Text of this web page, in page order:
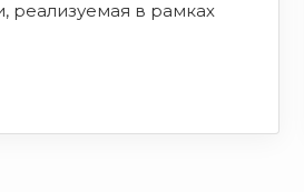
реализуемая в рамках